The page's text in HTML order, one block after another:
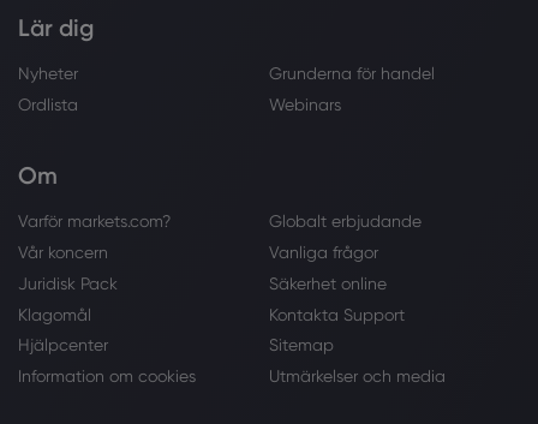
Lär dig
Nyheter
Grunderna för handel
Ordlista
Webinars
Om
Varför markets.com?
Globalt erbjudande
Vår koncern
Vanliga frågor
Juridisk Pack
Säkerhet online
Klagomål
Kontakta Support
Hjälpcenter
Sitemap
Information om cookies
Utmärkelser och media